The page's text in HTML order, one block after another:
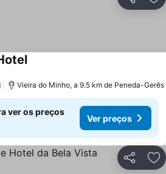
Partilhar
Ver preços
Vieira do Minho, a 9.5 km de Peneda-Gerês
ver os preços
Ver preços
Partilhar